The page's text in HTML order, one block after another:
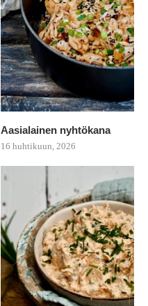
Aasialainen nyhtökana
16 huhtikuun, 2026